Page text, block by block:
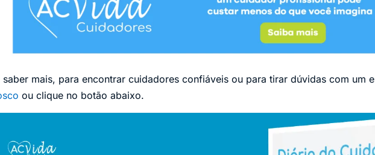
saber mais, para encontrar cuidadores confiáveis ou para tirar dúvidas com um
ou clique no botão abaixo.